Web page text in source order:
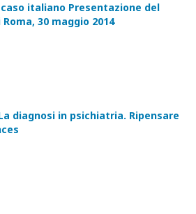
italiano Presentazione del
30 maggio 2014
diagnosi in psichiatria. Ripensare